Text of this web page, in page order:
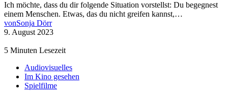
Ich möchte, dass du dir folgende Situation vorstellst: Du begegnest
einem Menschen. Etwas, das du nicht greifen kannst,…
vonSonja Dörr
9. August 2023
5 Minuten Lesezeit
Audiovisuelles
Im Kino gesehen
Spielfilme